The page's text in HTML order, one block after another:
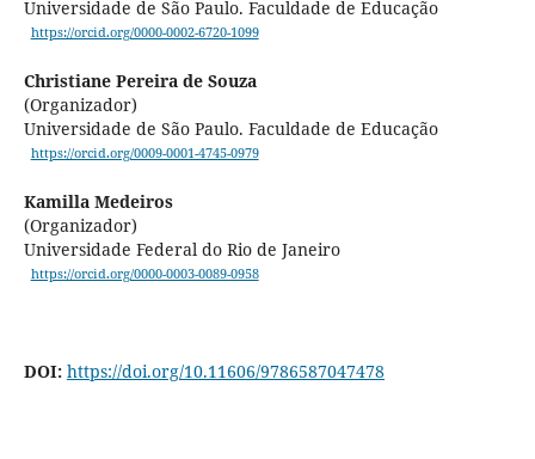
Universidade de São Paulo. Faculdade de Educação
https://orcid.org/0000-0002-6720-1099
Christiane Pereira de Souza
(Organizador)
Universidade de São Paulo. Faculdade de Educação
https://orcid.org/0009-0001-4745-0979
Kamilla Medeiros
(Organizador)
Universidade Federal do Rio de Janeiro
https://orcid.org/0000-0003-0089-0958
DOI: https://doi.org/10.11606/9786587047478